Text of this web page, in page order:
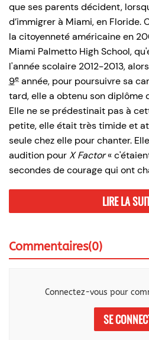
que ses parents décident,
d’immigrer à Miami, en Floride.
la citoyenneté américaine en
Miami Palmetto High School,
l'année scolaire 2012-2013,
9e année, pour poursuivre sa
tard, elle a obtenu son diplôme
Elle ne se prédestinait pas à
petite, elle était très timide et
seule chez elle pour chanter.
audition pour X Factor«
secondes de courage qui ont
LIRE LA
Commentaires(0)
Connectez-vous pour
SE